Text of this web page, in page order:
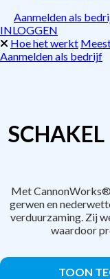
Aanmelden als
INLOGGEN
Hoe het werkt
Aanmelden als bedrijf
SCHAKEL
Met CannonWorks®
gerwen en
verduurzaming. Zij
waardoor
TOON